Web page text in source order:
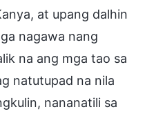
at upang dalhin
nagawa nang
na ang mga tao sa
natutupad na nila
nananatili sa